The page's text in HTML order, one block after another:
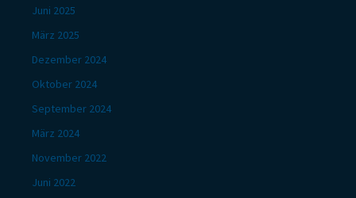
Juni 2025
März 2025
Dezember 2024
Oktober 2024
September 2024
März 2024
November 2022
Juni 2022